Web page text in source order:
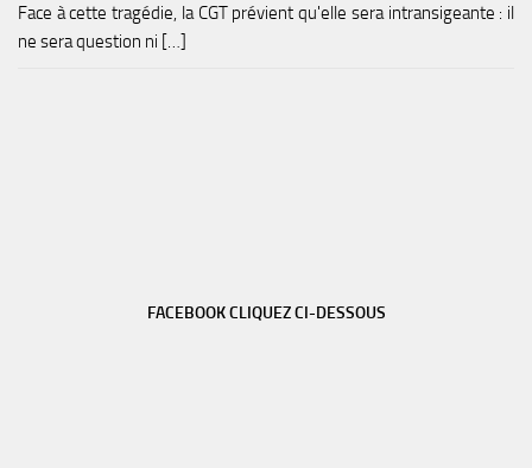
Face à cette tragédie, la CGT prévient qu'elle sera intransigeante : il
ne sera question ni […]
FACEBOOK CLIQUEZ CI-DESSOUS